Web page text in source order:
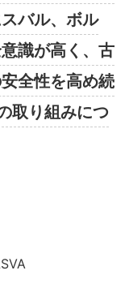
バル、ボル
識が高く、古
全性を高め続
取り組みにつ